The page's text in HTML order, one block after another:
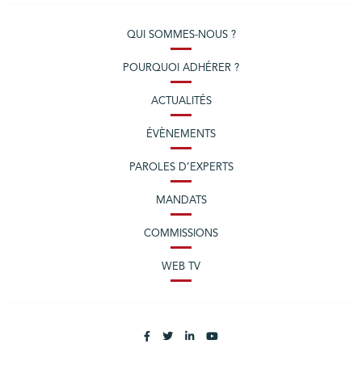
QUI SOMMES-NOUS ?
POURQUOI ADHÉRER ?
ACTUALITÉS
ÉVÈNEMENTS
PAROLES D’EXPERTS
MANDATS
COMMISSIONS
WEB TV